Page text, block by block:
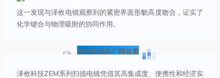
这一发现与泽攸电镜观察到的紧密界面形貌高度吻合，证实了
化学键合与物理吸附的协同作用。
技术应用的广阔前景
泽攸科技ZEM系列扫描电镜凭借其高集成度、便携性和经济实